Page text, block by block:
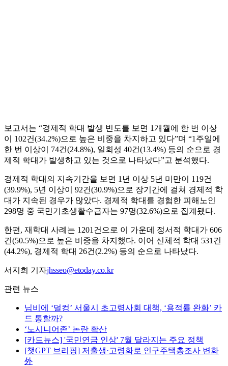
보고서는 “경제적 학대 발생 빈도를 보면 1개월에 한 번 이상
이 102건(34.2%)으로 높은 비중을 차지하고 있다”며 “1주일에
한 번 이상이 74건(24.8%), 일회성 40건(13.4%) 등의 순으로 경
제적 학대가 발생하고 있는 것으로 나타났다”고 분석했다.
경제적 학대의 지속기간을 보면 1년 이상 5년 미만이 119건
(39.9%), 5년 이상이 92건(30.9%)으로 장기간에 걸쳐 경제적 학
대가 지속된 경우가 많았다. 경제적 학대를 경험한 피해노인
298명 중 국민기초생활수급자는 97명(32.6%)으로 집계됐다.
한편, 재학대 사례는 1201건으로 이 가운데 정서적 학대가 606
건(50.5%)으로 높은 비중을 차지했다. 이어 신체적 학대 531건
(44.2%), 경제적 학대 26건(2.2%) 등의 순으로 나타났다.
서지희 기자jhsseo@etoday.co.kr
관련 뉴스
님비에 ‘덜컹’ 서울시 초고령사회 대책, ‘용적률 완화’ 카
드 통할까?
‘노시니어존’ 논란 확산
[카드뉴스] '국민연금 인상' 7월 달라지는 주요 정책
[챗GPT 브리핑] 저출생·고령화로 인구주택총조사 변화
外